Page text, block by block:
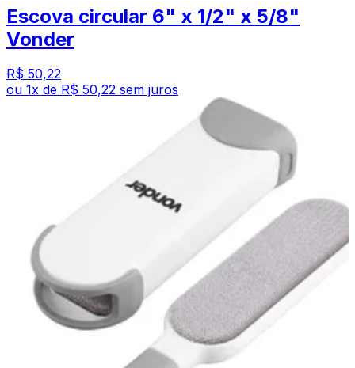
Escova circular 6" x 1/2" x 5/8"
Vonder
R$ 50,22
ou 1x de R$ 50,22 sem juros